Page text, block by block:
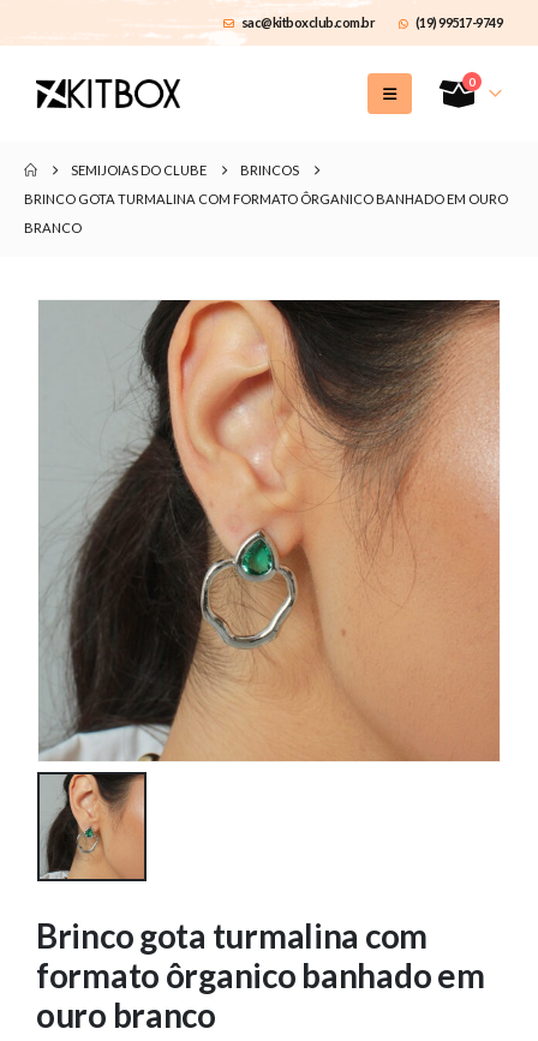
sac@kitboxclub.com.br (19) 99517-9749
0
SEMIJOIAS DO CLUBE
BRINCOS
BRINCO GOTA TURMALINA COM FORMATO ÔRGANICO BANHADO EM OURO
BRANCO
Brinco gota turmalina com
formato ôrganico banhado em
ouro branco